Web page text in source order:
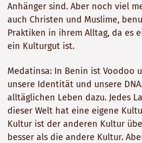
Anhänger sind. Aber noch viel
auch Christen und Muslime,
Praktiken in ihrem Alltag, da es
ein Kulturgut ist.
Medatinsa: In Benin ist Voodoo
unsere Identität und unsere
alltäglichen Leben dazu. Jedes
dieser Welt hat eine eigene
Kultur ist der anderen Kultur
besser als die andere Kultur.